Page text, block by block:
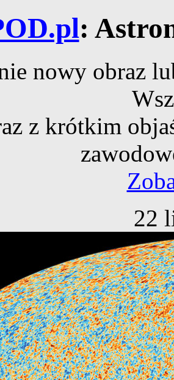
:
nowy obraz
z krótkim
22